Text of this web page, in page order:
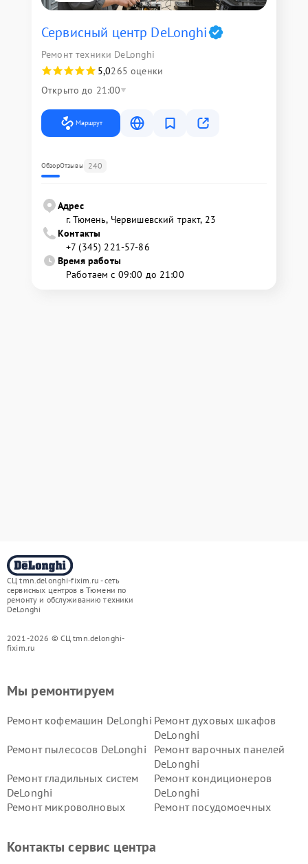
Сервисный центр DeLonghi
Ремонт техники DeLonghi
5,0265 оценки
Открыто до 21:00
Маршрут
ОбзорОтзывы 240
Адрес
г. Тюмень, ​Червишевский тракт, 23
Контакты
+7 (345) 221-57-86
Время работы
Работаем с 09:00 до 21:00
СЦ tmn.delonghi-fixim.ru - сеть
сервисных центров в Тюмени по
ремонту и обслуживанию техники
DeLonghi
2021-2026 © СЦ tmn.delonghi-
fixim.ru
Мы ремонтируем
Ремонт кофемашин DeLonghi Ремонт духовых шкафов
DeLonghi
Ремонт пылесосов DeLonghi
Ремонт варочных панелей
DeLonghi
Ремонт гладильных систем
DeLonghi
Ремонт кондиционеров
DeLonghi
Ремонт микроволновых
Ремонт посудомоечных
DeLonghi
DeLonghi
Контакты сервис центра